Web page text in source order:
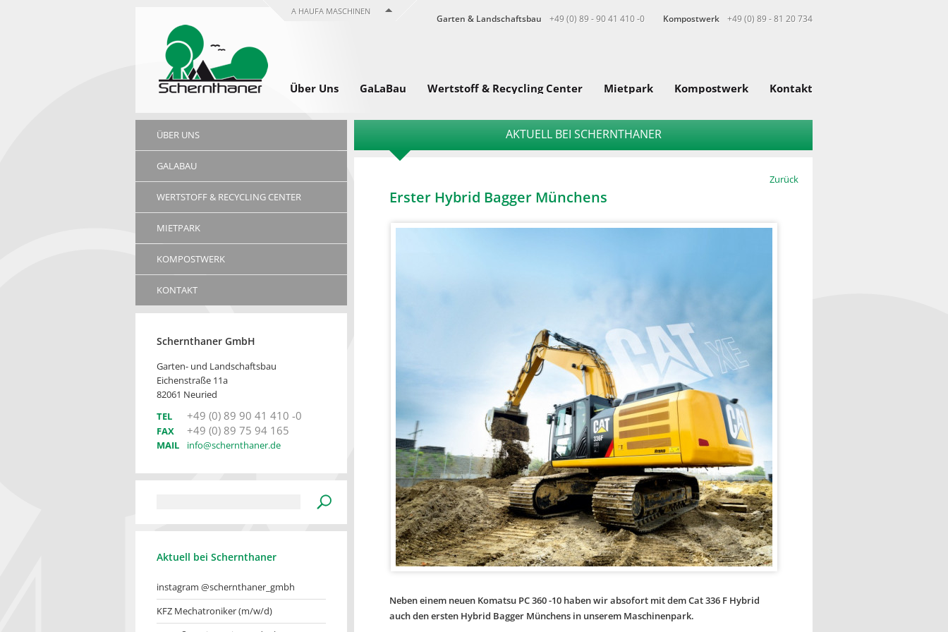
A HAUFA MASCHINEN
Garten & Landschaftsbau +49 (0) 89 - 90 41 410 -0 Kompostwerk +49 (0) 89 - 81 20 734
Über Uns GaLaBau Wertstoff & Recycling Center Mietpark Kompostwerk Kontakt
ÜBER UNS
GALABAU
WERTSTOFF & RECYCLING CENTER
MIETPARK
KOMPOSTWERK
KONTAKT
Schernthaner GmbH
Garten- und Landschaftsbau
Eichenstraße 11a
82061 Neuried
TEL
+49 (0) 89 90 41 410 -0
FAX +49 (0) 89 75 94 165
MAIL info@schernthaner.de
Aktuell bei Schernthaner
instagram @schernthaner_gmbh
KFZ Mechatroniker (m/w/d)
Erster Hybrid Bagger Münchens
Neben einem neuen Komatsu PC 360 -10 haben wir absofort mit dem Cat 336 F Hybrid
auch den ersten Hybrid Bagger Münchens in unserem Maschinenpark.
Zurück
AKTUELL BEI SCHERNTHANER